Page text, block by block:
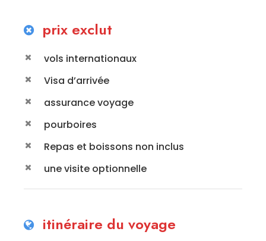
prix exclut
vols internationaux
Visa d’arrivée
assurance voyage
pourboires
Repas et boissons non inclus
une visite optionnelle
itinéraire du voyage